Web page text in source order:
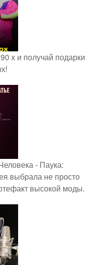
х и получай подарки
- Паука:
выбрала не просто
высокой моды.